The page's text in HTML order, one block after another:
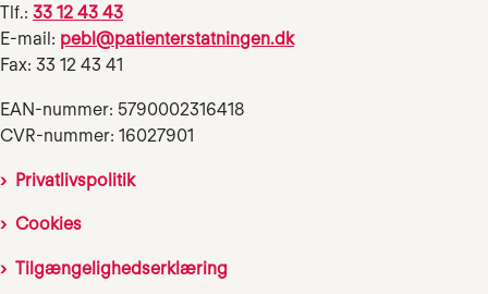
Tlf.: 33 12 43 43
E-mail: pebl@patienterstatningen.dk
Fax: 33 12 43 41
EAN-nummer: 5790002316418
CVR-nummer: 16027901
Privatlivspolitik
Cookies
Tilgængelighedserklæring